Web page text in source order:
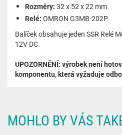
Rozměry: 32 x 52 x 22 mm
Relé: OMRON G3MB-202P
Balíček obsahuje jeden SSR Relé
12V DC.
UPOZORNĚNÍ: výrobek není
komponentu, která vyžaduje
MOHLO BY VÁS